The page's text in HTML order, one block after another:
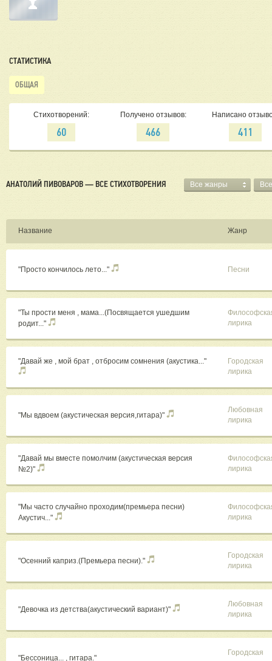
СТАТИСТИКА
ОБЩАЯ
Стихотворений:
60
Получено отзывов:
466
Написано
411
АНАТОЛИЙ ПИВОВАРОВ — ВСЕ СТИХОТВОРЕНИЯ Все жанры
Название Жанр
"Просто кончилось лето..." Песни
"Ты прости меня , мама...(Посвящается ушедшим
родит..."
лирика
"Давай же , мой брат , отбросим сомнения (акустика..."
Городская
лирика
"Мы вдвоем (акустическая версия,гитара)"
Любовная
лирика
"Давай мы вместе помолчим (акустическая версия
№2)"
лирика
"Мы часто случайно проходим(премьера песни)
Акустич..."
лирика
"Осенний каприз.(Премьера песни)."
Городская
лирика
"Девочка из детства(акустический вариант)"
Любовная
лирика
"Бессоница... , гитара."
Городская